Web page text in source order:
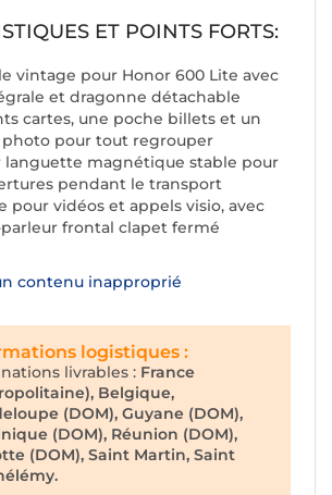
ET POINTS FORTS:
vintage pour Honor 600 Lite avec
et dragonne détachable
cartes, une poche billets et un
pour tout regrouper
languette magnétique stable pour
pendant le transport
pour vidéos et appels visio, avec
frontal clapet fermé
contenu inapproprié
logistiques :
livrables : France
Belgique,
(DOM), Guyane (DOM),
(DOM), Réunion (DOM),
(DOM), Saint Martin, Saint